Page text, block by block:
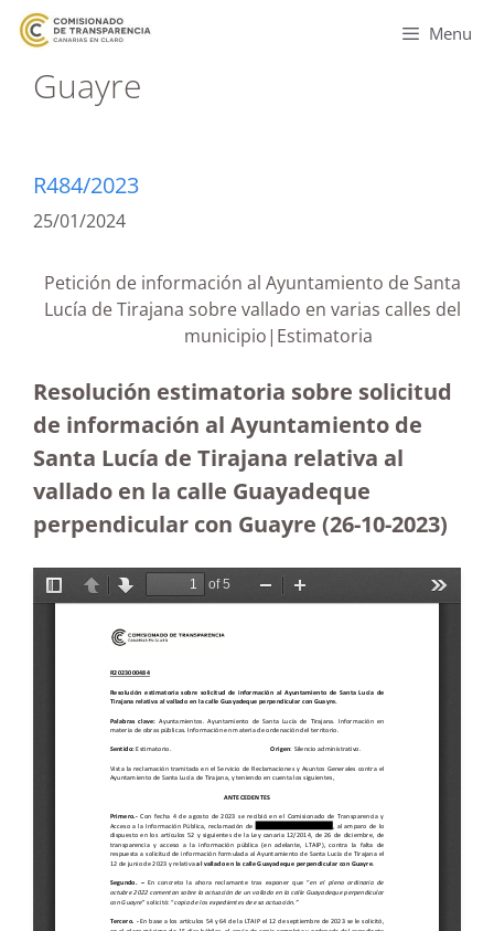
Menu
Guayre
R484/2023
25/01/2024
Petición de información al Ayuntamiento de Santa
Lucía de Tirajana sobre vallado en varias calles del
municipio|Estimatoria
Resolución estimatoria sobre solicitud
de información al Ayuntamiento de
Santa Lucía de Tirajana relativa al
vallado en la calle Guayadeque
perpendicular con Guayre (26-10-2023)